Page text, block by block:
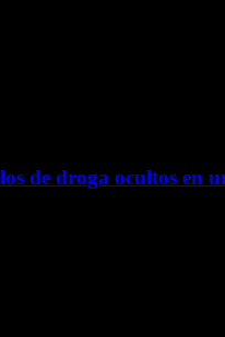
de droga ocultos en